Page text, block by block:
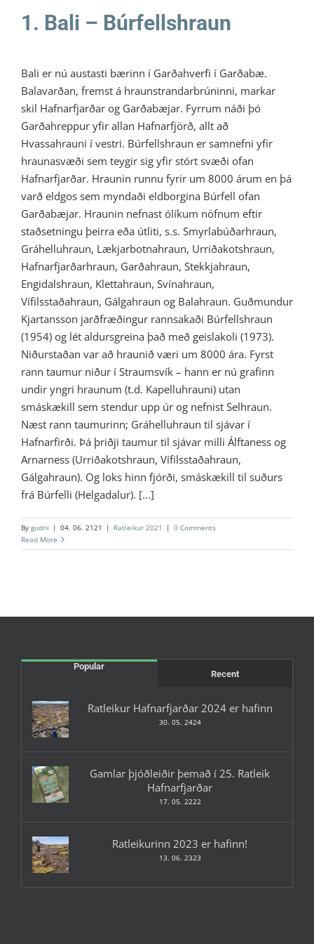
1. Bali – Búrfellshraun
Bali er nú austasti bærinn í Garðahverfi í Garðabæ.
Balavarðan, fremst á hraunstrandarbrúninni, markar
skil Hafnarfjarðar og Garðabæjar. Fyrrum náði þó
Garðahreppur yfir allan Hafnarfjörð, allt að
Hvassahrauni í vestri. Búrfellshraun er samnefni yfir
hraunasvæði sem teygir sig yfir stórt svæði ofan
Hafnarfjarðar. Hraunin runnu fyrir um 8000 árum en þá
varð eldgos sem myndaði eldborgina Búrfell ofan
Garðabæjar. Hraunin nefnast ólíkum nöfnum eftir
staðsetningu þeirra eða útliti, s.s. Smyrlabúðarhraun,
Gráhelluhraun, Lækjarbotnahraun, Urriðakotshraun,
Hafnarfjarðarhraun, Garðahraun, Stekkjahraun,
Engidalshraun, Klettahraun, Svínahraun,
Vífilsstaðahraun, Gálgahraun og Balahraun. Guðmundur
Kjartansson jarðfræðingur rannsakaði Búrfellshraun
(1954) og lét aldursgreina það með geislakoli (1973).
Niðurstaðan var að hraunið væri um 8000 ára. Fyrst
rann taumur niður í Straumsvík – hann er nú grafinn
undir yngri hraunum (t.d. Kapelluhrauni) utan
smáskækill sem stendur upp úr og nefnist Selhraun.
Næst rann taumurinn; Gráhelluhraun til sjávar í
Hafnarfirði. Þá þriðji taumur til sjávar milli Álftaness og
Arnarness (Urriðakotshraun, Vífilsstaðahraun,
Gálgahraun). Og loks hinn fjórði, smáskækill til suðurs
frá Búrfelli (Helgadalur). [...]
By gudni | 04. 06. 2121 | Ratleikur 2021 | 0 Comments
Read More
Popular
Recent
Ratleikur Hafnarfjarðar 2024 er hafinn
30. 05. 2424
Gamlar þjóðleiðir þemað í 25. Ratleik
Hafnarfjarðar
17. 05. 2222
Ratleikurinn 2023 er hafinn!
13. 06. 2323